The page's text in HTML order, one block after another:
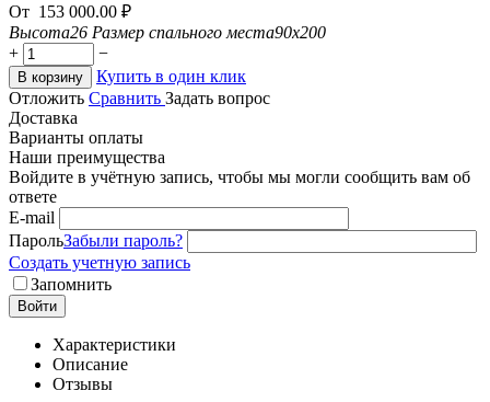
От 153 000.00 ₽
Высота26 Размер спального места90x200
+
−
В корзину
Купить в один клик
Отложить Сравнить Задать вопрос
Доставка
Варианты оплаты
Наши преимущества
Войдите в учётную запись, чтобы мы могли сообщить вам об
ответе
E-mail
ПарольЗабыли пароль?
Создать учетную запись
Запомнить
Войти
Характеристики
Описание
Отзывы